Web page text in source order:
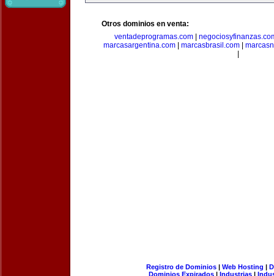
Otros dominios en venta:
ventadeprogramas.com|
marcasargentina.com| marcasbrasil.com|
Registro de Dominios| Web Hosting |
Dominios Expirados | Industrias |